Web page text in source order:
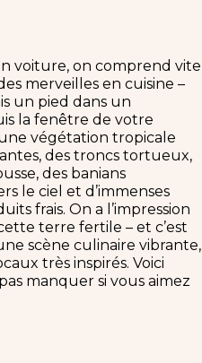
voiture, on comprend vite
merveilles en cuisine –
un pied dans un
la fenêtre de votre
végétation tropicale
des troncs tortueux,
des banians
le ciel et d’immenses
frais. On a l’impression
terre fertile – et c’est
scène culinaire vibrante,
très inspirés. Voici
manquer si vous aimez